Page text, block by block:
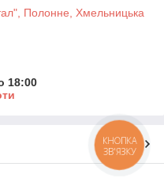
Полонне, Хмельницька
18:00
КНОПКА
ЗВ'ЯЗКУ